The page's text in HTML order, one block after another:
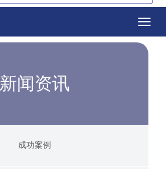
新闻资讯
成功案例